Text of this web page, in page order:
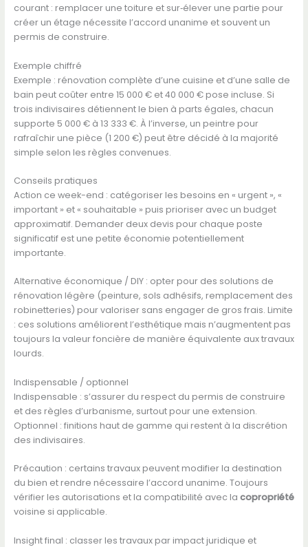
courant : remplacer une toiture et sur‑élever une partie pour
créer un étage nécessite l’accord unanime et souvent un
permis de construire.
Exemple chiffré
Exemple : rénovation complète d’une cuisine et d’une salle de
bain peut coûter entre 15 000 € et 40 000 € pose incluse. Si
trois indivisaires détiennent le bien à parts égales, chacun
supporte 5 000 € à 13 333 €. À l’inverse, un peintre pour
rafraîchir une pièce (1 200 €) peut être décidé à la majorité
simple selon les règles convenues.
Conseils pratiques
Action ce week-end : catégoriser les besoins en « urgent », «
important » et « souhaitable » puis prioriser avec un budget
approximatif. Demander deux devis pour chaque poste
significatif est une petite économie potentiellement
importante.
Alternative économique / DIY : opter pour des solutions de
rénovation légère (peinture, sols adhésifs, remplacement des
robinetteries) pour valoriser sans engager de gros frais. Limite
: ces solutions améliorent l’esthétique mais n’augmentent pas
toujours la valeur foncière de manière équivalente aux travaux
lourds.
Indispensable / optionnel
Indispensable : s’assurer du respect du permis de construire
et des règles d’urbanisme, surtout pour une extension.
Optionnel : finitions haut de gamme qui restent à la discrétion
des indivisaires.
Précaution : certains travaux peuvent modifier la destination
du bien et rendre nécessaire l’accord unanime. Toujours
vérifier les autorisations et la compatibilité avec la copropriété
voisine si applicable.
Insight final : classer les travaux par impact juridique et